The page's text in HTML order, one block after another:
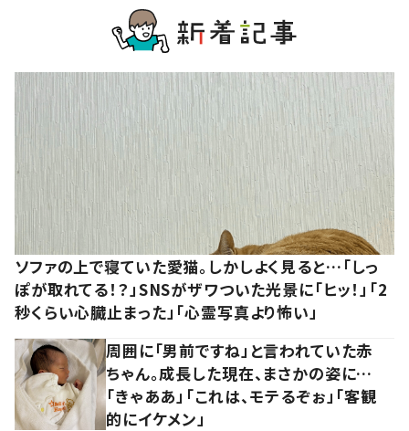
ソファの上で寝ていた愛猫。しかしよく見ると…「しっ
ぽが取れてる！？」SNSがザワついた光景に「ヒッ！」「2
秒くらい心臓止まった」「心霊写真より怖い」
周囲に「男前ですね」と言われていた赤
ちゃん。成長した現在、まさかの姿に…
「きゃああ」「これは、モテるぞぉ」「客観
的にイケメン」